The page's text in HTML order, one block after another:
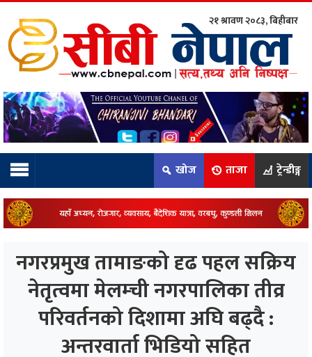
टिम:
२१ श्रावण २०८३, बिहीबार
खोज ताजा ट्रेन्डीङ्ग
नगरप्रमुख तामाङको दृढ पहल सक्रिय
नेतृत्वमा मेलम्ची नगरपालिका तीव्र
परिवर्तनको दिशामा अघि बढ्दै :
अन्तरवार्ता भिडियो सहित